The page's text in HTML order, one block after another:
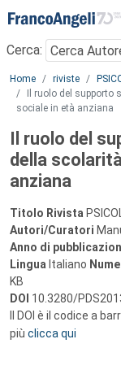
Menu
Cerca:
Main content
Home riviste
Il ruolo del supporto
sociale in età anziana
Il ruolo del
della
anziana
Titolo Rivista
Autori/Curatori
Anno di
Lingua Italiano
KB
DOI 10.3280/
Il DOI è il codice a
più clicca qui